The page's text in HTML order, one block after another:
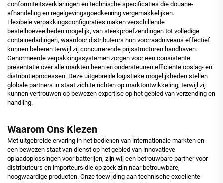
conformiteitsverklaringen en technische specificaties die douane-
afhandeling en regelgevingsgoedkeuring vergemakkelijken.
Flexibele verpakkingsconfiguraties maken verschillende
bestelhoeveelheden mogelijk, van steekproefzendingen tot volledige
containerladingen, waardoor distributeurs hun voorraadniveaus effectief
kunnen beheren terwijl zij concurrerende prijsstructuren handhaven.
Genormeerde verpakkingssystemen zorgen voor een consistente
presentatie over alle markten heen en ondersteunen efficiënte opslag- en
distributieprocessen. Deze uitgebreide logistieke mogelijkheden stellen
globale partners in staat zich te richten op marktontwikkeling, terwijl zij
kunnen vertrouwen op bewezen expertise op het gebied van verzending en
handling.
Waarom Ons Kiezen
Met uitgebreide ervaring in het bedienen van internationale markten en
een bewezen staat van dienst op het gebied van innovatieve
oplaadoplossingen voor batterijen, zijn wij een betrouwbare partner voor
distributeurs en importeurs die op zoek zijn naar betrouwbare,
hoogwaardige producten. Onze toewijding aan technische excellente